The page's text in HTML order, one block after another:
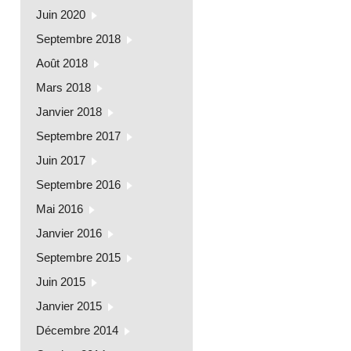
Juin 2020
Septembre 2018
Août 2018
Mars 2018
Janvier 2018
Septembre 2017
Juin 2017
Septembre 2016
Mai 2016
Janvier 2016
Septembre 2015
Juin 2015
Janvier 2015
Décembre 2014